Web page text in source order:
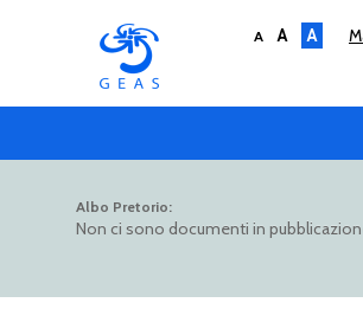
A A A
SERVIZI
Albo Pretorio:
Non ci sono documenti in